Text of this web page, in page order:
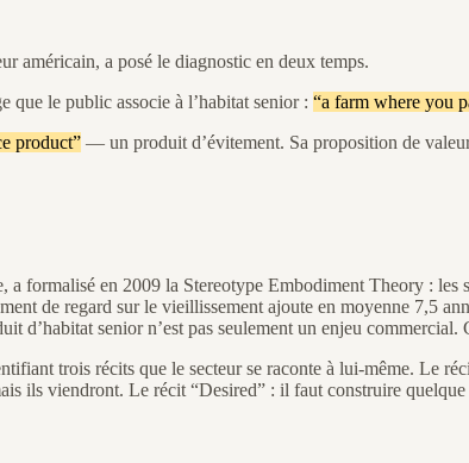
américain, a posé le diagnostic en deux temps.
le public associe à l’habitat senior : “a farm where you
product” — un produit d’évitement. Sa proposition de
formalisé en 2009 la Stereotype Embodiment Theory :
de regard sur le vieillissement ajoute en moyenne 7,5
d’habitat senior n’est pas seulement un enjeu commercial.
trois récits que le secteur se raconte à lui-même. Le
ils viendront. Le récit “Desired” : il faut construire